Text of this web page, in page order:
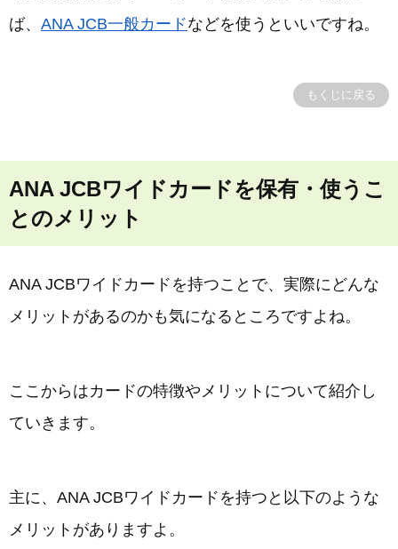
ば、 ANA JCB一般カードなどを使うといいですね。
もくじに戻る
ANA JCBワイドカードを保有・使うこ
とのメリット
ANA JCBワイドカードを持つことで、実際にどんな
メリットがあるのかも気になるところですよね。
ここからはカードの特徴やメリットについて紹介し
ていきます。
主に、ANA JCBワイドカードを持つと以下のような
メリットがありますよ。